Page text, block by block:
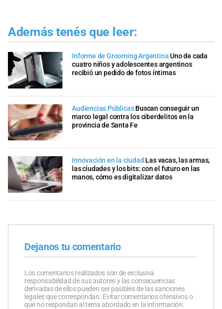
Además tenés que leer:
Informe de Grooming ArgentinaUno de cada
cuatro niños y adolescentes argentinos
recibió un pedido de fotos íntimas
Audiencias Públicas Buscan conseguir un
marco legal contra los ciberdelitos en la
provincia de Santa Fe
Innovación en la ciudad Las vacas, las armas,
las ciudades y los bits: con el futuro en las
manos, cómo es digitalizar datos
Dejanos tu comentario
Los comentarios realizados son de exclusiva
responsabilidad de sus autores y las consecuencias
derivadas de ellos pueden ser pasibles de las sanciones
legales que correspondan. Evitar comentarios ofensivos o
que no respondan al tema abordado en la información.